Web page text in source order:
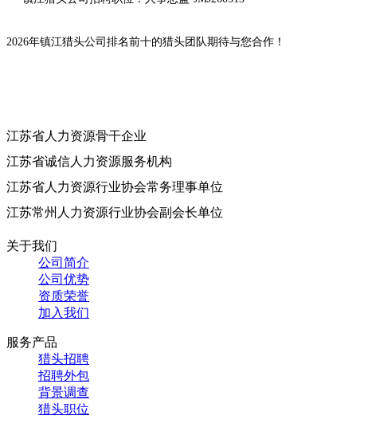
2026年镇江猎头公司排名前十的猎头团队期待与您合作！
江苏省人力资源骨干企业
江苏省诚信人力资源服务机构
江苏省人力资源行业协会常务理事单位
江苏常州人力资源行业协会副会长单位
关于我们
公司简介
公司优势
资质荣誉
加入我们
服务产品
猎头招聘
招聘外包
背景调查
猎头职位